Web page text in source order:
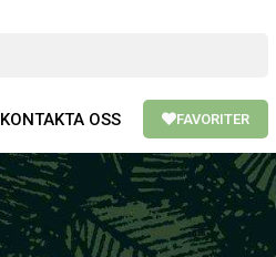
KONTAKTA OSS FAVORITER